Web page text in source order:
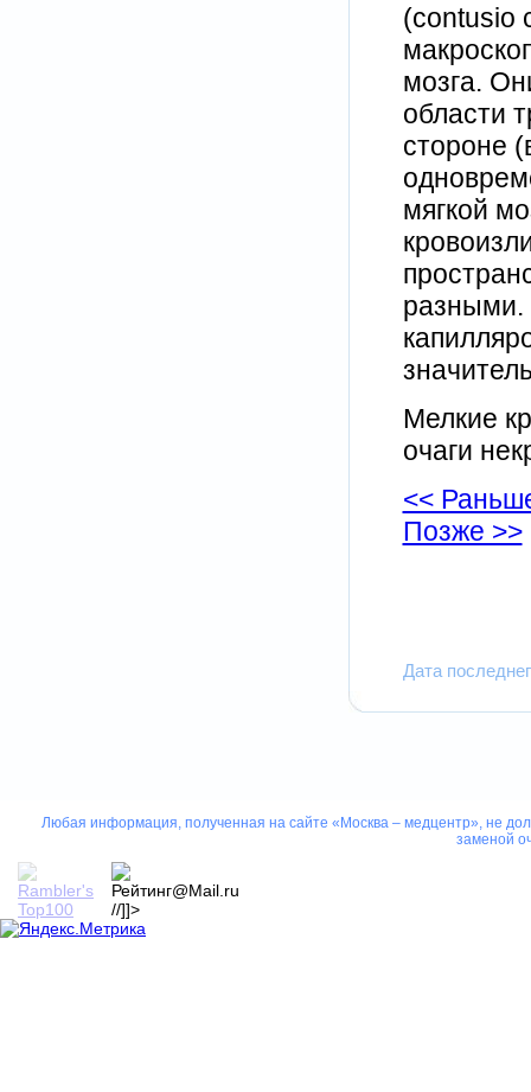
(contusio
мозга.
области
стороне
мягкой
разными.
Мелкие
очаги
<<
Позже >>
Дата
Любая информация, полученная на сайте «Москва – медцентр», не
заменой
//]]>